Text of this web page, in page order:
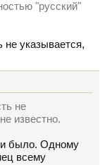
"русский"
не указывается,
не
известно.
было. Одному
всему